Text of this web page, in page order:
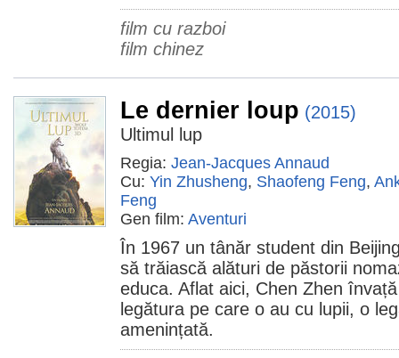
film cu razboi
film chinez
Le dernier loup (2015)
Ultimul lup
Regia: Jean-Jacques Annaud
Cu: Yin Zhusheng, Shaofeng Feng,
Feng
Gen film: Aventuri
În 1967 un tânăr student din
să trăiască alături de păstorii
educa. Aflat aici, Chen Zhen
legătura pe care o au cu lupii, o
amenințată.